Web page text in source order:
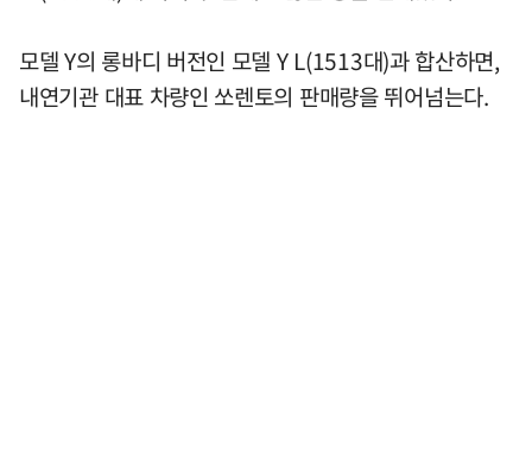
모델 Y의 롱바디 버전인 모델 Y L(1513대)과 합산하면,
내연기관 대표 차량인 쏘렌토의 판매량을 뛰어넘는다.